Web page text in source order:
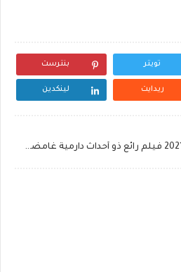
تويتر بنترست
ريدايت لينكدين
My True Fairytale .... جديد 2021 فيلم رائع ذو أحداث دارمية غامضة ...